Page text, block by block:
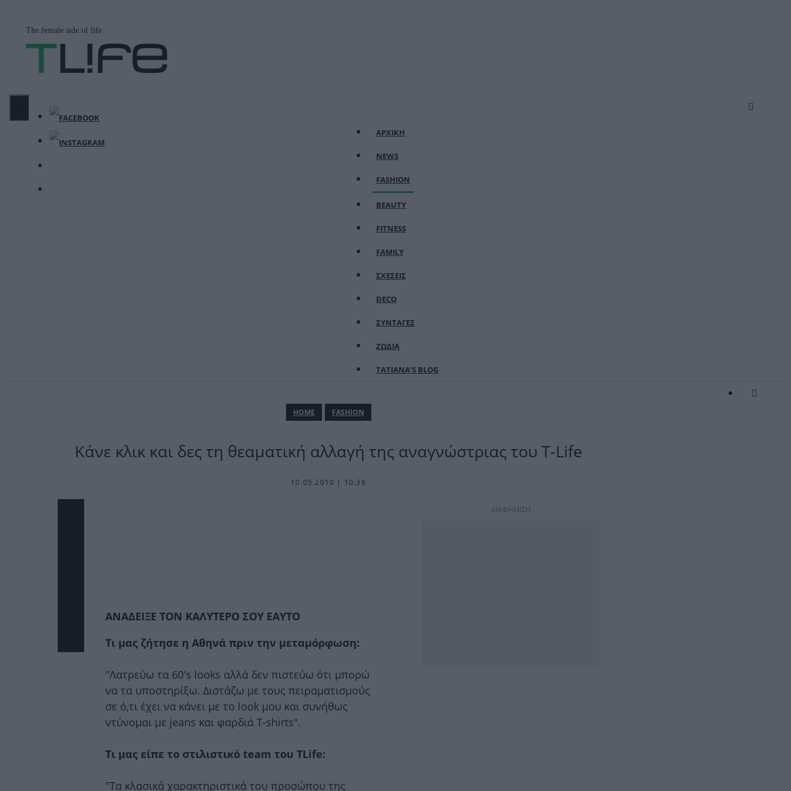
περιεχόμενο
The female side of life
ΑΡΧΙΚΗ
NEWS
FASHION
BEAUTY
FITNESS
FAMILY
ΣΧΕΣΕΙΣ
DECO
ΣΥΝΤΑΓΕΣ
ΖΩΔΙΑ
TATIANA’S BLOG
ΗΟΜΕ FASHION
Κάνε κλικ και δες τη θεαματική αλλαγή της αναγνώστριας του Τ-Life
10.05.2010 | 10:38
ΑΝΑΔΕΙΞΕ ΤΟΝ ΚΑΛΥΤΕΡΟ ΣΟΥ ΕΑΥΤΟ
Τι μας ζήτησε η Αθηνά πριν την μεταμόρφωση:
"Λατρεύω τα 60's looks αλλά δεν πιστεύω ότι μπορώ
να τα υποστηρίξω. Διστάζω με τους πειραματισμούς
σε ό,τι έχει να κάνει με το look μου και συνήθως
ντύνομαι με jeans και φαρδιά T-shirts".
Τι μας είπε το στιλιστικό team του TLife:
"Τα κλασικά χαρακτηριστικά του προσώπου της
ΔΙΑΦΗΜΙΣΗ